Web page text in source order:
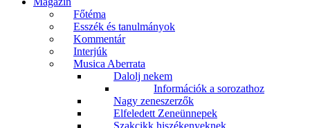
Főtéma
Esszék és tanulmányok
Kommentár
Interjúk
Musica Aberrata
Dalolj nekem
Információk a sorozathoz
Nagy zeneszerzők
Elfeledett Zeneünnepek